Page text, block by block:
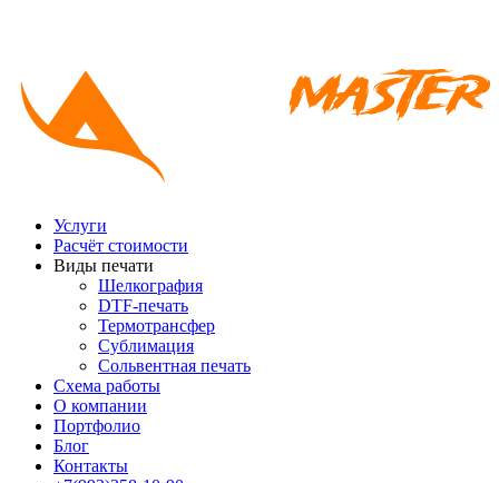
Услуги
Расчёт стоимости
Виды печати
Шелкография
DTF-печать
Термотрансфер
Сублимация
Сольвентная печать
Схема работы
О компании
Портфолио
Блог
Контакты